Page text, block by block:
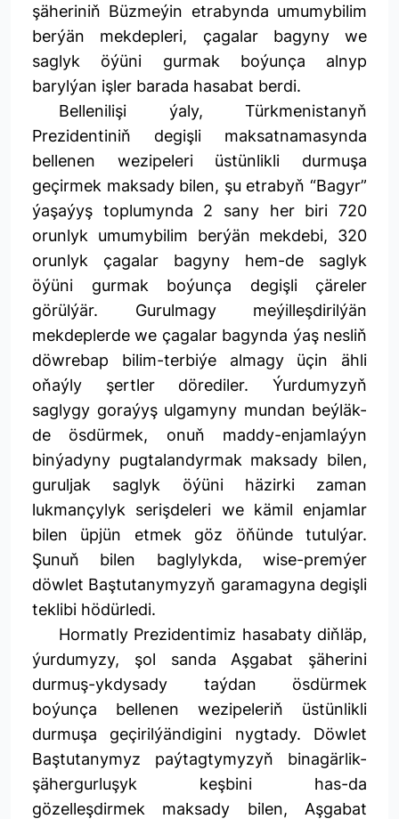
şäheriniň Büzmeýin etrabynda umumybilim
berýän mekdepleri, çagalar bagyny we
saglyk öýüni gurmak boýunça alnyp
barylýan işler barada hasabat berdi.
Bellenilişi ýaly, Türkmenistanyň
Prezidentiniň degişli maksatnamasynda
bellenen wezipeleri üstünlikli durmuşa
geçirmek maksady bilen, şu etrabyň “Bagyr”
ýaşaýyş toplumynda 2 sany her biri 720
orunlyk umumybilim berýän mekdebi, 320
orunlyk çagalar bagyny hem-de saglyk
öýüni gurmak boýunça degişli çäreler
görülýär. Gurulmagy meýilleşdirilýän
mekdeplerde we çagalar bagynda ýaş nesliň
döwrebap bilim-terbiýe almagy üçin ähli
oňaýly şertler dörediler. Ýurdumyzyň
saglygy goraýyş ulgamyny mundan beýläk-
de ösdürmek, onuň maddy-enjamlaýyn
binýadyny pugtalandyrmak maksady bilen,
guruljak saglyk öýüni häzirki zaman
lukmançylyk serişdeleri we kämil enjamlar
bilen üpjün etmek göz öňünde tutulýar.
Şunuň bilen baglylykda, wise-premýer
döwlet Baştutanymyzyň garamagyna degişli
teklibi hödürledi.
Hormatly Prezidentimiz hasabaty diňläp,
ýurdumyzy, şol sanda Aşgabat şäherini
durmuş-ykdysady taýdan ösdürmek
boýunça bellenen wezipeleriň üstünlikli
durmuşa geçirilýändigini nygtady. Döwlet
Baştutanymyz paýtagtymyzyň binagärlik-
şähergurluşyk keşbini has-da
gözelleşdirmek maksady bilen, Aşgabat